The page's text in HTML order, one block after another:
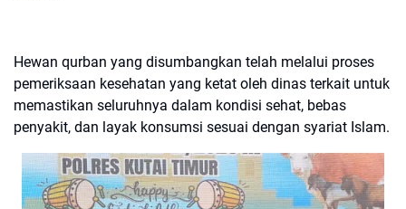
Hewan qurban yang disumbangkan telah melalui proses
pemeriksaan kesehatan yang ketat oleh dinas terkait untuk
memastikan seluruhnya dalam kondisi sehat, bebas
penyakit, dan layak konsumsi sesuai dengan syariat Islam.